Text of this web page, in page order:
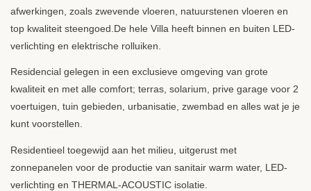
afwerkingen, zoals zwevende vloeren, natuurstenen vloeren en
top kwaliteit steengoed.De hele Villa heeft binnen en buiten LED-
verlichting en elektrische rolluiken.
Residencial gelegen in een exclusieve omgeving van grote
kwaliteit en met alle comfort; terras, solarium, prive garage voor 2
voertuigen, tuin gebieden, urbanisatie, zwembad en alles wat je je
kunt voorstellen.
Residentieel toegewijd aan het milieu, uitgerust met
zonnepanelen voor de productie van sanitair warm water, LED-
verlichting en THERMAL -ACOUSTIC isolatie.